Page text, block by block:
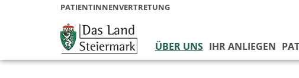
PATIENTINNENVERTRETUNG
ÜBER UNS IHR ANLIEGEN